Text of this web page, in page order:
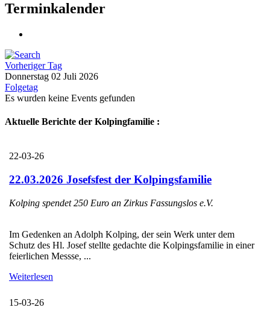
Terminkalender
Vorheriger Tag
Donnerstag 02 Juli 2026
Folgetag
Es wurden keine Events gefunden
Aktuelle Berichte der Kolpingfamilie :
22-03-26
22.03.2026 Josefsfest der Kolpingsfamilie
Kolping spendet 250 Euro an Zirkus Fassungslos e.V.
Im Gedenken an Adolph Kolping, der sein Werk unter dem
Schutz des Hl. Josef stellte gedachte die Kolpingsfamilie in einer
feierlichen Messse, ...
Weiterlesen
15-03-26